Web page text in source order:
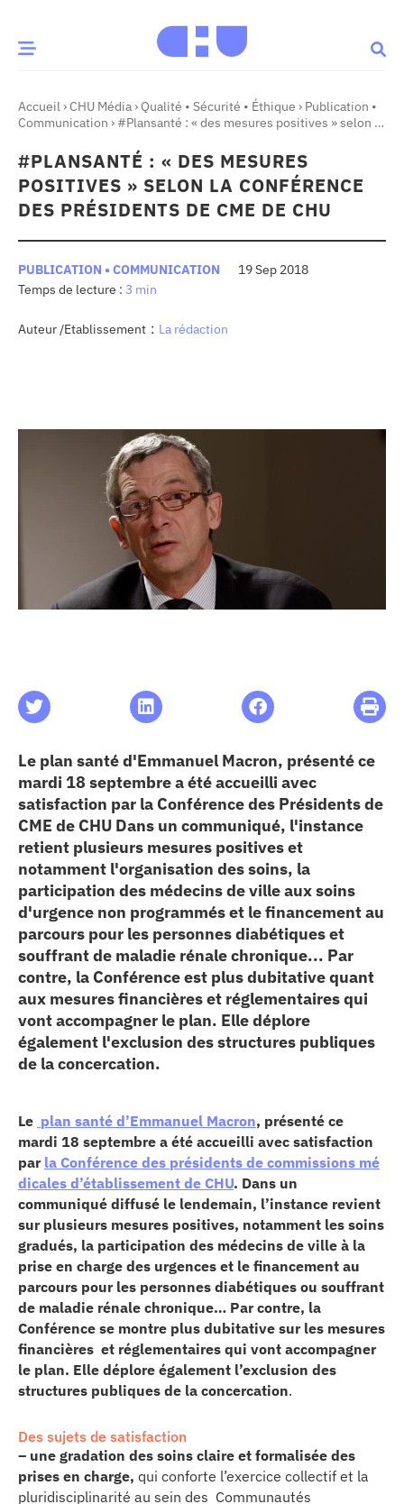
MOMENT
Innovation
& patrimoine Patient
nous
ce qu’un CHU ?
& patrimoine
écologique
CONNECTÉ
d’info
l’éditeur
un CHU
Accueil › CHU Média › Qualité • Sécurité • Éthique › Publication •
Communication › #Plansanté : « des mesures positives » selon la
#PLANSANTÉ : « DES MESURES
POSITIVES » SELON LA CONFÉRENCE
DES PRÉSIDENTS DE CME DE CHU
PUBLICATION • COMMUNICATION
19 Sep 2018
3 min
Auteur /Etablissement : La rédaction
Le plan santé d'Emmanuel Macron, présenté ce
mardi 18 septembre a été accueilli avec
satisfaction par la Conférence des Présidents de
CME de CHU Dans un communiqué, l'instance
retient plusieurs mesures positives et
notamment l'organisation des soins, la
participation des médecins de ville aux soins
d'urgence non programmés et le financement au
parcours pour les personnes diabétiques et
souffrant de maladie rénale chronique... Par
contre, la Conférence est plus dubitative quant
aux mesures financières et réglementaires qui
vont accompagner le plan. Elle déplore
également l'exclusion des structures publiques
de la concercation.
Le plan santé d’Emmanuel Macron, présenté ce
mardi 18 septembre a été accueilli avec satisfaction
par la Conférence des présidents de commissions mé
dicales d’établissement de CHU. Dans un
communiqué diffusé le lendemain, l’instance revient
sur plusieurs mesures positives, notamment les soins
gradués, la participation des médecins de ville à la
prise en charge des urgences et le financement au
parcours pour les personnes diabétiques ou souffrant
de maladie rénale chronique… Par contre, la
Conférence se montre plus dubitative sur les mesures
financières et réglementaires qui vont accompagner
le plan. Elle déplore également l’exclusion des
structures publiques de la concercation.
Des sujets de satisfaction
– une gradation des soins claire et formalisée des
prises en charge, qui conforte l’exercice collectif et la
pluridisciplinarité au sein des Communautés